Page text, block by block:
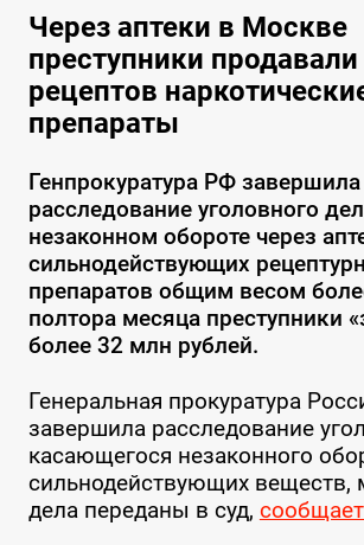
Через аптеки в Москве
преступники продавали
рецептов
препараты
Генпрокуратура РФ завершила
расследование уголовного
незаконном обороте через
сильнодействующих
препаратов общим весом
полтора месяца преступники
более 32 млн рублей.
Генеральная прокуратура
завершила расследование
касающегося незаконного
сильнодействующих веществ,
дела переданы в суд,